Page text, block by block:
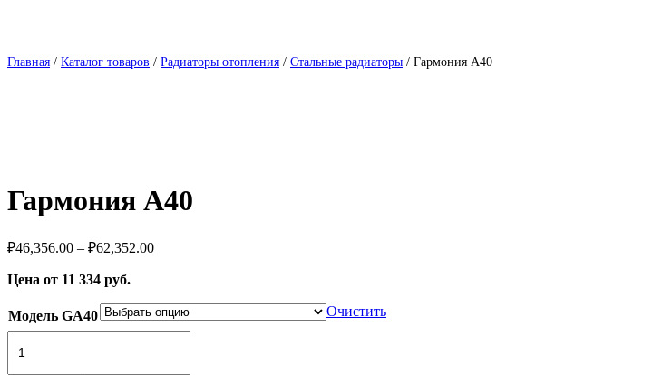
Главная / Каталог товаров / Радиаторы отопления / Стальные радиаторы / Гармония А40
Гармония А40
₽46,356.00 – ₽62,352.00Диапазон
₽62,352.00
Цена от 11 334 руб.
Модель GA40
Очистить
товара